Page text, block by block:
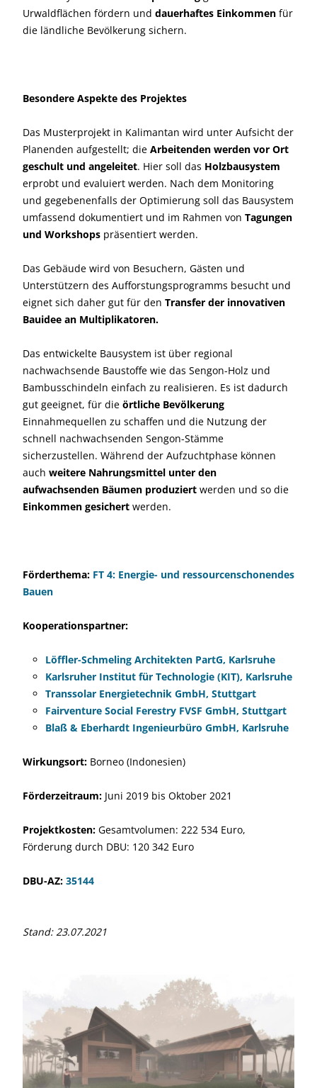
Urwaldflächen fördern und dauerhaftes Einkommen für
die ländliche Bevölkerung sichern.
Besondere Aspekte des Projektes
Das Musterprojekt in Kalimantan wird unter Aufsicht der
Planenden aufgestellt; die Arbeitenden werden vor Ort
geschult und angeleitet. Hier soll das Holzbausystem
erprobt und evaluiert werden. Nach dem Monitoring
und gegebenenfalls der Optimierung soll das Bausystem
umfassend dokumentiert und im Rahmen von Tagungen
und Workshops präsentiert werden.
Das Gebäude wird von Besuchern, Gästen und
Unterstützern des Aufforstungsprogramms besucht und
eignet sich daher gut für den Transfer der innovativen
Bauidee an Multiplikatoren.
Das entwickelte Bausystem ist über regional
nachwachsende Baustoffe wie das Sengon-Holz und
Bambusschindeln einfach zu realisieren. Es ist dadurch
gut geeignet, für die örtliche Bevölkerung
Einnahmequellen zu schaffen und die Nutzung der
schnell nachwachsenden Sengon-Stämme
sicherzustellen. Während der Aufzuchtphase können
auch weitere Nahrungsmittel unter den
aufwachsenden Bäumen produziert werden und so die
Einkommen gesichert werden.
Förderthema: FT 4: Energie- und ressourcenschonendes
Bauen
Kooperationspartner:
Löffler-Schmeling Architekten PartG, Karlsruhe
Karlsruher Institut für Technologie (KIT), Karlsruhe
Transsolar Energietechnik GmbH, Stuttgart
Fairventure Social Ferestry FVSF GmbH, Stuttgart
Blaß & Eberhardt Ingenieurbüro GmbH, Karlsruhe
Wirkungsort: Borneo (Indonesien)
Förderzeitraum: Juni 2019 bis Oktober 2021
Projektkosten: Gesamtvolumen: 222 534 Euro,
Förderung durch DBU: 120 342 Euro
DBU-AZ: 35144
Stand: 23.07.2021